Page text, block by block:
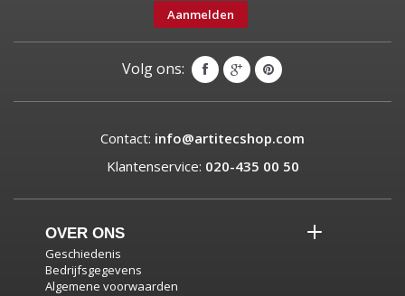
Aanmelden
Volg ons:
Contact: info@artitecshop.com
Klantenservice: 020-435 00 50
OVER ONS
Geschiedenis
Bedrijfsgegevens
Algemene voorwaarden